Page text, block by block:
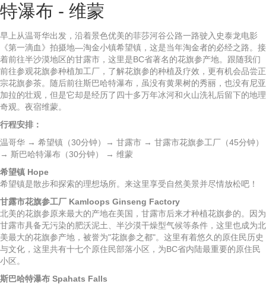
特瀑布 - 维蒙
早上从温哥华出发，沿着景色优美的菲莎河谷公路一路驶入史泰龙电影
《第一滴血》拍摄地—淘金小镇希望镇，这是当年淘金者的必经之路。接
着前往半沙漠地区的甘露市，这里是BC省著名的花旗参产地。跟随我们
前往参观花旗参种植加工厂，了解花旗参的种植及疗效，更有机会品尝正
宗花旗参茶。随后前往斯巴哈特瀑布，虽没有黄果树的秀丽，也没有尼亚
加拉的壮观，但是它却是经历了四十多万年冰河和火山洗礼后留下的地理
奇观。夜宿维蒙。
行程安排：
温哥华 → 希望镇（30分钟）→ 甘露市 → 甘露市花旗参工厂（45分钟）
→ 斯巴哈特瀑布（30分钟） → 维蒙
希望镇 Hope
希望镇是散步和探索的理想场所。来这里享受自然美景并尽情放松吧！
甘露市花旗参工厂 Kamloops Ginseng Factory
北美的花旗参原来最大的产地在美国，甘露市后来才种植花旗参的。因为
甘露市具备无污染的肥沃泥土、半沙漠干燥型气候等条件，这里也成为北
美最大的花旗参产地，被誉为"花旗参之都"。这里有着悠久的原住民历史
与文化，这里共有十七个原住民部落小区，为BC省内陆最重要的原住民
小区。
斯巴哈特瀑布 Spahats Falls